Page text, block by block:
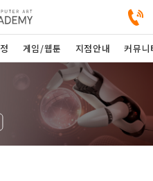
게임/웹툰 지점안내 커뮤니